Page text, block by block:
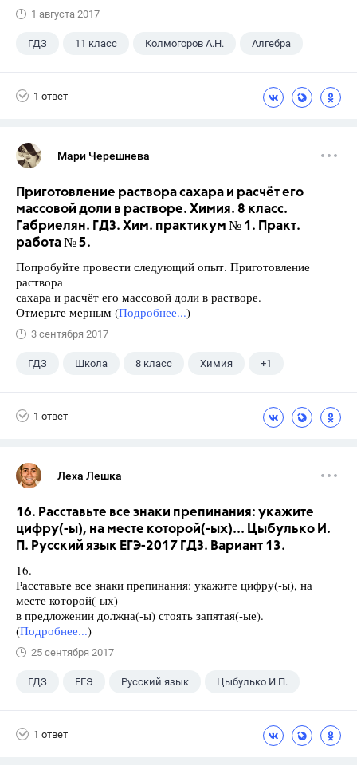
1 августа 2017
ГДЗ 11 класс Колмогоров А.Н. Алгебра
1 ответ
Мари Черешнева
Приготовление раствора сахара и расчёт его
массовой доли в растворе. Химия. 8 класс.
Габриелян. ГДЗ. Хим. практикум № 1. Практ.
работа № 5.
Попробуйте провести следующий опыт. Приготовление
раствора
сахара и расчёт его массовой доли в растворе.
Отмерьте мерным (Подробнее...)
3 сентября 2017
ГДЗ Школа 8 класс Химия +1
1 ответ
Леха Лешка
16. Расставьте все знаки препинания: укажите
цифру(-ы), на месте которой(-ых)... Цыбулько И.
П. Русский язык ЕГЭ-2017 ГДЗ. Вариант 13.
16.
Расставьте все знаки препинания: укажите цифру(-ы), на
месте которой(-ых)
в предложении должна(-ы) стоять запятая(-ые).
(Подробнее...)
25 сентября 2017
ГДЗ ЕГЭ Русский язык Цыбулько И.П.
1 ответ